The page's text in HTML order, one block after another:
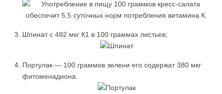
Шпинат с 482 мкг К1 в 100 граммах листьев;
Портулак — 100 граммов зелени его содержат 380 мкг
фитоменадиона.